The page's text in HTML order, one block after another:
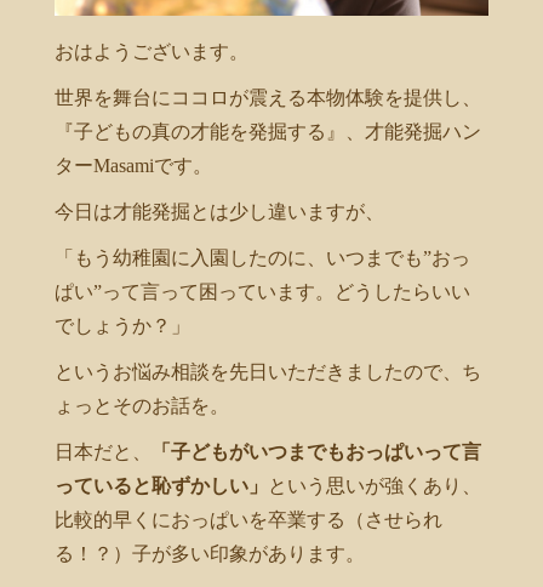
おはようございます。
世界を舞台にココロが震える本物体験を提供し、
『子どもの真の才能を発掘する』、才能発掘ハン
ターMasamiです。
今日は才能発掘とは少し違いますが、
「もう幼稚園に入園したのに、いつまでも”おっ
ぱい”って言って困っています。どうしたらいい
でしょうか？」
というお悩み相談を先日いただきましたので、ち
ょっとそのお話を。
日本だと、
「子どもがいつまでもおっぱいって言
っていると恥ずかしい」
という思いが強くあり、
比較的早くにおっぱいを卒業する（させられ
る！？）子が多い印象があります。